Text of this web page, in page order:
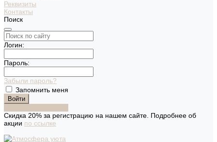
Реквизиты
Контакты
Поиск
Логин:
Пароль:
Забыли пароль?
Запомнить меня
Скидка 20% за регистрацию на нашем сайте. Подробнее об
акции по ссылке